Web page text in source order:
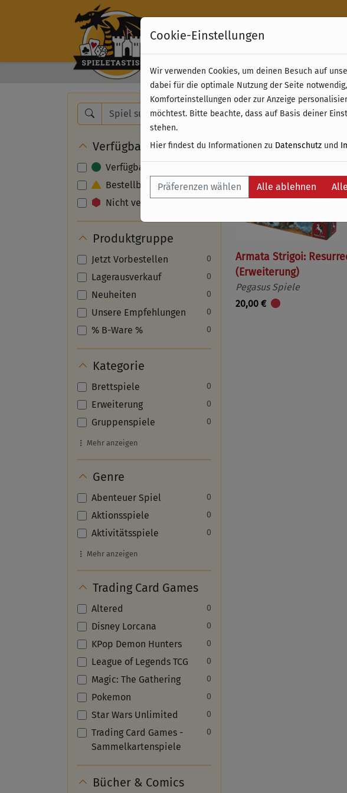
Kostenloser Versand & Retoure ab 49 €
Verfügbarkeit
Verfügbar
Bestellbar
Nicht verfügbar
Produktgruppe
Jetzt Vorbestellen 0
Lagerausverkauf 0
Neuheiten 0
Unsere Empfehlungen 0
% B-Ware % 0
Kategorie
Brettspiele 0
Erweiterung 0
Gruppenspiele 0
Mehr anzeigen
Genre
Abenteuer Spiel 0
Aktionsspiele 0
Aktivitätsspiele 0
Mehr anzeigen
Trading Card Games
Altered 0
Disney Lorcana 0
KPop Demon Hunters 0
League of Legends TCG 0
Magic: The Gathering 0
Pokemon 0
Star Wars Unlimited 0
Trading Card Games -
Sammelkartenspiele
0
Bücher & Comics
Name
Armata Strigoi:
(Erweiterung)
Pegasus Spiele
20,00 €
Cookie-Einstellungen
Wir verwenden Cookies, um deinen Besuch auf
dabei für die optimale Nutzung der Seite
Komforteinstellungen oder zur Anzeige
möchtest. Bitte beachte, dass auf Basis deiner
stehen.
Hier findest du Informationen zu Datenschutz und
Präferenzen wählen Alle ablehnen